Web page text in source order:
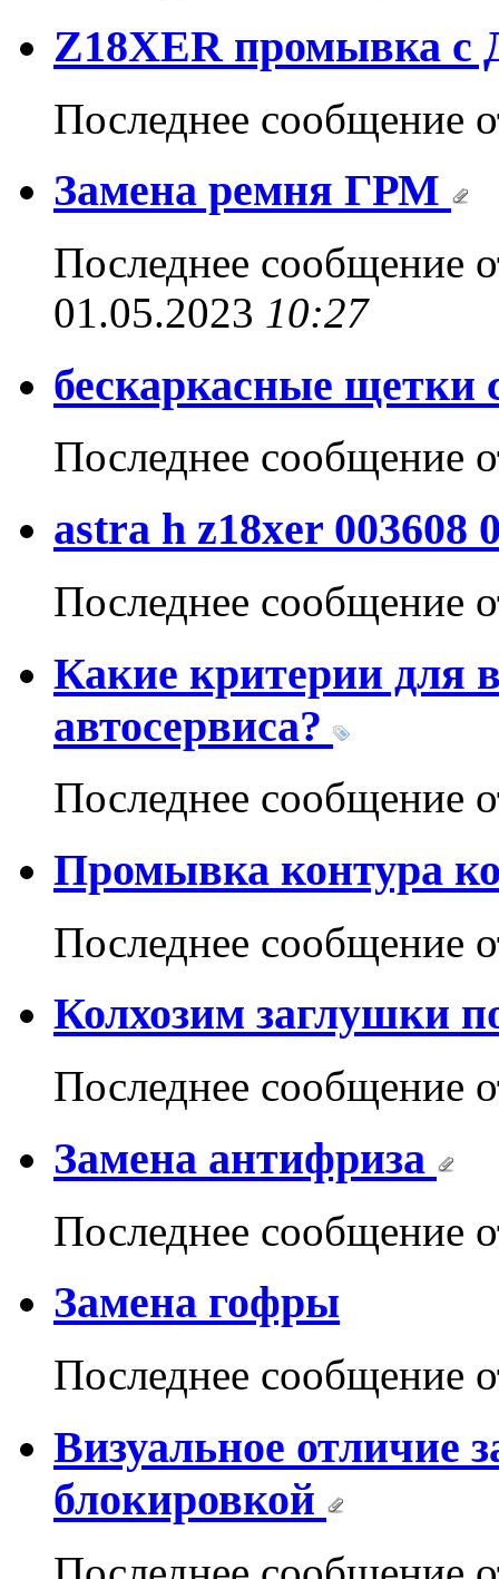
Z18XER промывка
Последнее сообщение
Замена ремня ГРМ
Последнее сообщение
01.05.2023 10:27
бескаркасные щетки
Последнее сообщение
astra h z18xer 003608
Последнее сообщение
Какие критерии для
автосервиса?
Последнее сообщение
Промывка контура
Последнее сообщение
Колхозим заглушки
Последнее сообщение
Замена антифриза
Последнее сообщение
Замена гофры
Последнее сообщение
Визуальное отличие
блокировкой